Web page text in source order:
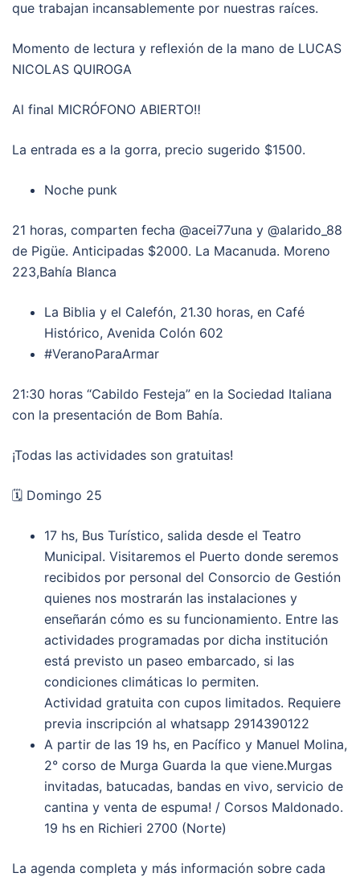
que trabajan incansablemente por nuestras raíces.
Momento de lectura y reflexión de la mano de LUCAS
NICOLAS QUIROGA
Al final MICRÓFONO ABIERTO‼
La entrada es a la gorra, precio sugerido $1500.
Noche punk
21 horas, comparten fecha @acei77una y @alarido_88
de Pigüe. Anticipadas $2000. La Macanuda. Moreno
223,Bahía Blanca
La Biblia y el Calefón, 21.30 horas, en Café
Histórico, Avenida Colón 602
#VeranoParaArmar
21:30 horas “Cabildo Festeja” en la Sociedad Italiana
con la presentación de Bom Bahía.
¡Todas las actividades son gratuitas!
🗓 Domingo 25
17 hs, Bus Turístico, salida desde el Teatro
Municipal. Visitaremos el Puerto donde seremos
recibidos por personal del Consorcio de Gestión
quienes nos mostrarán las instalaciones y
enseñarán cómo es su funcionamiento. Entre las
actividades programadas por dicha institución
está previsto un paseo embarcado, si las
condiciones climáticas lo permiten.
Actividad gratuita con cupos limitados. Requiere
previa inscripción al whatsapp 2914390122
A partir de las 19 hs, en Pacífico y Manuel Molina,
2° corso de Murga Guarda la que viene.Murgas
invitadas, batucadas, bandas en vivo, servicio de
cantina y venta de espuma! / Corsos Maldonado.
19 hs en Richieri 2700 (Norte)
La agenda completa y más información sobre cada